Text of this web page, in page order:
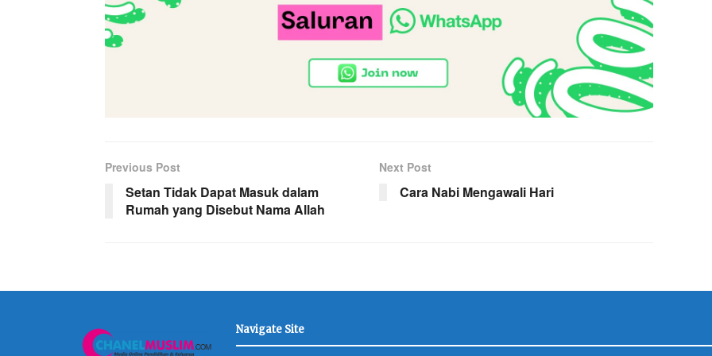
Previous Post
Setan Tidak Dapat Masuk dalam
Rumah yang Disebut Nama Allah
Next Post
Cara Nabi Mengawali Hari
Navigate Site